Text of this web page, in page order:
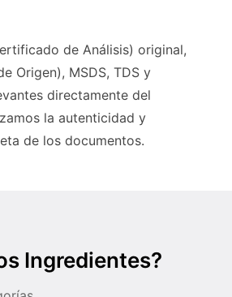
de Análisis) original,
Origen), MSDS, TDS y
directamente del
la autenticidad y
de los documentos.
Ingredientes?